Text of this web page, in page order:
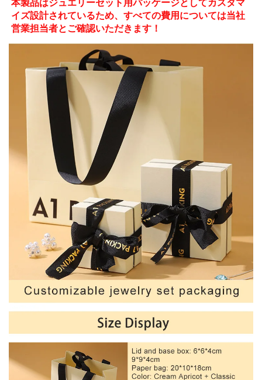
本製品はジュエリーセット用パッケージとしてカスタマ
イズ設計されているため、すべての費用については当社
営業担当者とご確認いただきます！